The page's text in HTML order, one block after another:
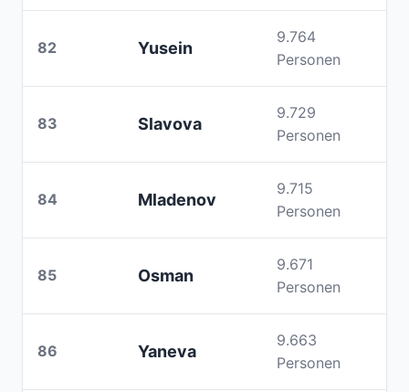
82 Yusein
9.764
Personen
83 Slavova
9.729
Personen
84 Mladenov
9.715
Personen
85 Osman
9.671
Personen
86 Yaneva
9.663
Personen